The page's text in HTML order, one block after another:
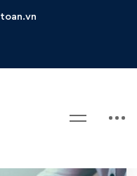
rủi ro